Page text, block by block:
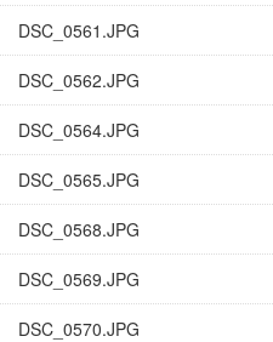
DSC_0561.JPG
DSC_0562.JPG
DSC_0564.JPG
DSC_0565.JPG
DSC_0568.JPG
DSC_0569.JPG
DSC_0570.JPG